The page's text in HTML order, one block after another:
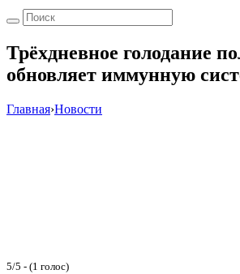
Трёхдневное голодание
обновляет иммунную
Главная›Новости
5/5 - (1 голос)